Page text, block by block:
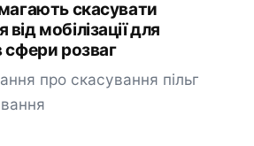
скасувати
мобілізації для
сфери розваг
про скасування пільг